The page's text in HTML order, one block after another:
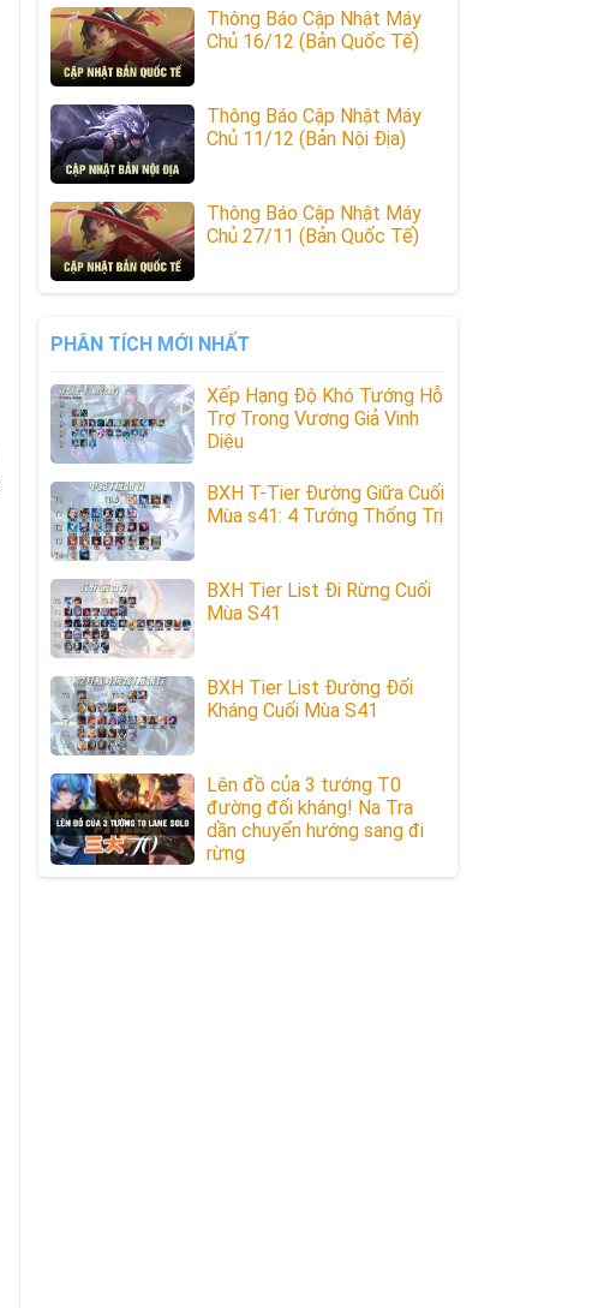
Thông Báo Cập Nhật Máy
Chủ 16/12 (Bản Quốc Tế)
Thông Báo Cập Nhật Máy
Chủ 11/12 (Bản Nội Địa)
Thông Báo Cập Nhật Máy
Chủ 27/11 (Bản Quốc Tế)
PHÂN TÍCH MỚI NHẤT
Xếp Hạng Độ Khó Tướng Hỗ
Trợ Trong Vương Giả Vinh
Diệu
BXH T-Tier Đường Giữa Cuối
Mùa s41: 4 Tướng Thống Trị
BXH Tier List Đi Rừng Cuối
Mùa S41
BXH Tier List Đường Đối
Kháng Cuối Mùa S41
Lên đồ của 3 tướng T0
đường đối kháng! Na Tra
dần chuyển hướng sang đi
rừng